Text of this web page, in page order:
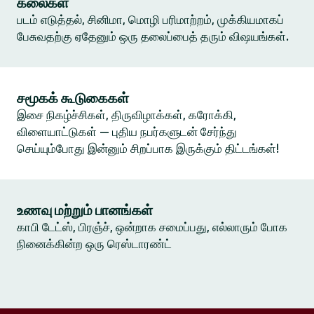
படம் எடுத்தல், சினிமா, மொழி பரிமாற்றம், முக்கியமாகப்
பேசுவதற்கு ஏதேனும் ஒரு தலைப்பைத் தரும் விஷயங்கள்.
சமூகக் கூடுகைகள்
இசை நிகழ்ச்சிகள், திருவிழாக்கள், கரோக்கி,
விளையாட்டுகள் — புதிய நபர்களுடன் சேர்ந்து
செய்யும்போது இன்னும் சிறப்பாக இருக்கும் திட்டங்கள்!
உணவு மற்றும் பானங்கள்
காபி டேட்ஸ், பிரஞ்ச், ஒன்றாக சமைப்பது, எல்லாரும் போக
நினைக்கின்ற ஒரு ரெஸ்டாரண்ட்